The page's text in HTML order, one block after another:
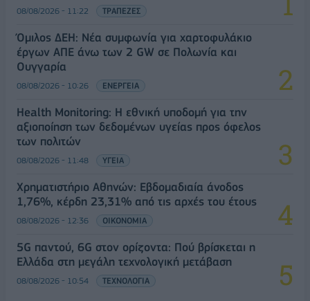
08/08/2026 - 11:22 ΤΡΑΠΕΖΕΣ
Όμιλος ΔΕΗ: Νέα συμφωνία για χαρτοφυλάκιο
έργων ΑΠΕ άνω των 2 GW σε Πολωνία και
Ουγγαρία
08/08/2026 - 10:26 ΕΝΕΡΓΕΙΑ
Health Monitoring: Η εθνική υποδομή για την
αξιοποίηση των δεδομένων υγείας προς όφελος
των πολιτών
08/08/2026 - 11:48 ΥΓΕΙΑ
Χρηματιστήριο Αθηνών: Εβδομαδιαία άνοδος
1,76%, κέρδη 23,31% από τις αρχές του έτους
08/08/2026 - 12:36 ΟΙΚΟΝΟΜΙΑ
5G παντού, 6G στον ορίζοντα: Πού βρίσκεται η
Ελλάδα στη μεγάλη τεχνολογική μετάβαση
08/08/2026 - 10:54 ΤΕΧΝΟΛΟΓΙΑ